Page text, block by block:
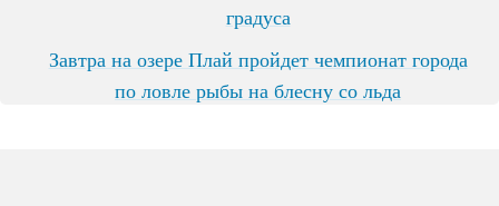
градуса
Завтра на озере Плай пройдет чемпионат города
по ловле рыбы на блесну со льда